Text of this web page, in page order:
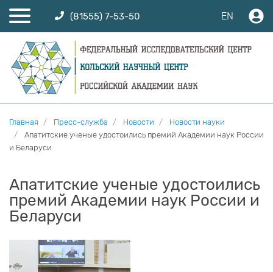
(81555) 7-53-50 EN
Главная Пресс-служба Новости
Новости науки
Апатитские ученые удостоились премий Академии наук России
и Беларуси
Апатитские ученые удостоились
премий Академии наук России и
Беларуси